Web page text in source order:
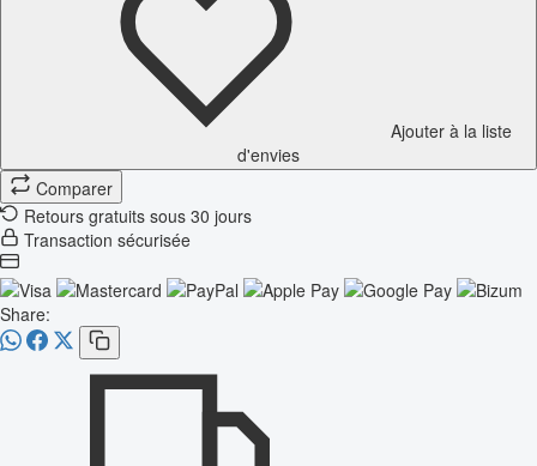
Ajouter à la liste
d'envies
Comparer
Retours gratuits sous 30 jours
Transaction sécurisée
Share: